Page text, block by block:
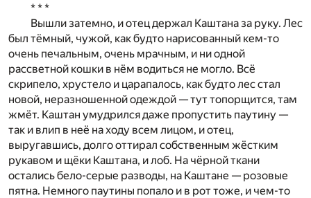
* * *
Вышли затемно, и отец держал Каштана за руку. Лес
был тёмный, чужой, как будто нарисованный кем-то
очень печальным, очень мрачным, и ни одной
рассветной кошки в нём водиться не могло. Всё
скрипело, хрустело и царапалось, как будто лес стал
новой, неразношенной одеждой — тут топорщится, там
жмёт. Каштан умудрился даже пропустить паутину —
так и влип в неё на ходу всем лицом, и отец,
выругавшись, долго оттирал собственным жёстким
рукавом и щёки Каштана, и лоб. На чёрной ткани
остались бело-серые разводы, на Каштане — розовые
пятна. Немного паутины попало и в рот тоже, и чем-то